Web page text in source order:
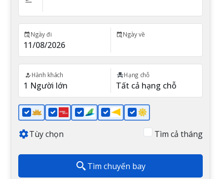
Ngày đi Ngày về
Hành khách Hạng chỗ
Tùy chọn Tìm cả tháng
Tìm chuyến bay